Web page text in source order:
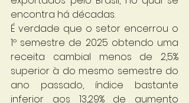
encontra há décadas.
É verdade que o setor encerrou o
1º semestre de 2025 obtendo uma
receita cambial menos de 2,5%
superior à do mesmo semestre do
ano passado, índice bastante
inferior aos 13,29% de aumento